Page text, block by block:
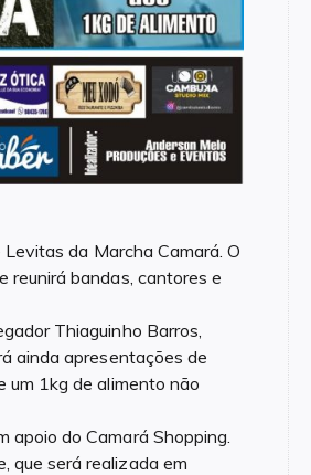
da Marcha Camará. O
reunirá bandas, cantores e
Thiaguinho Barros,
ainda apresentações de
um 1kg de alimento não
apoio do Camará Shopping.
que será realizada em